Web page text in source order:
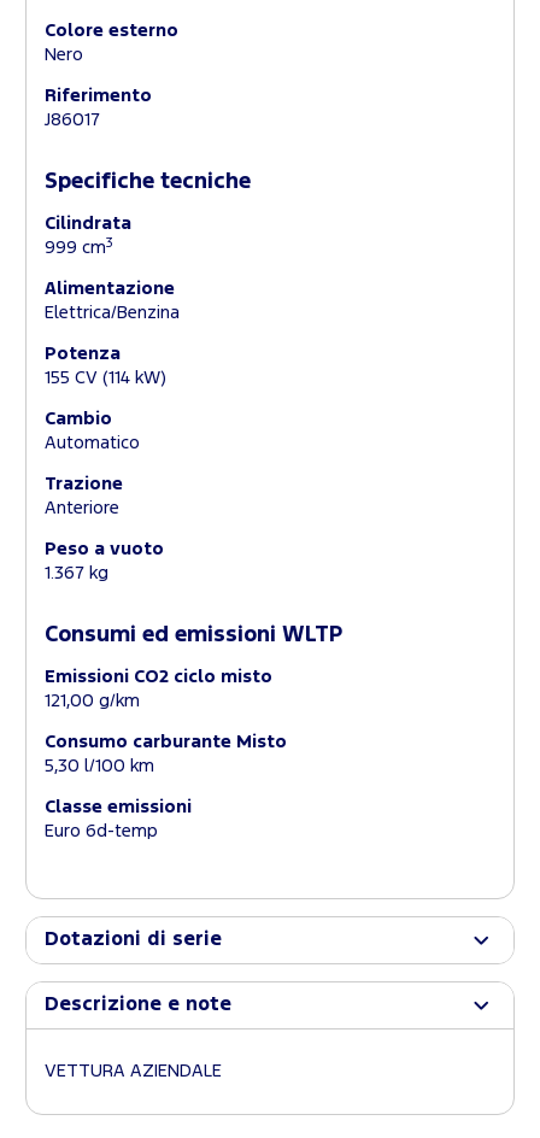
Colore esterno
Nero
Riferimento
J86017
Specifiche tecniche
Cilindrata
999 cm3
Alimentazione
Elettrica/Benzina
Potenza
155 CV (114 kW)
Cambio
Automatico
Trazione
Anteriore
Peso a vuoto
1.367 kg
Consumi ed emissioni WLTP
Emissioni CO2 ciclo misto
121,00 g/km
Consumo carburante Misto
5,30 l/100 km
Classe emissioni
Euro 6d-temp
Dotazioni di serie
Descrizione e note
VETTURA AZIENDALE